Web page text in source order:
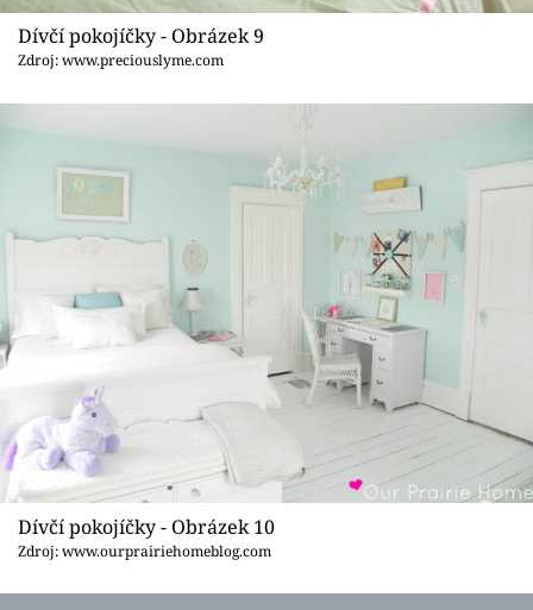
Dívčí pokojíčky - Obrázek 9
Zdroj: www.preciouslyme.com
Dívčí pokojíčky - Obrázek 10
Zdroj: www.ourprairiehomeblog.com